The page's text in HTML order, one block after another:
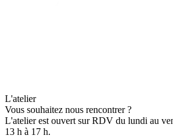
L'atelier
Vous souhaitez nous rencontrer ?
L'atelier est ouvert sur RDV du lundi au
13 h à 17 h.